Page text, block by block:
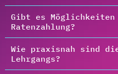
Gibt es Möglichkeiten
Ratenzahlung?
Wie praxisnah sind
Lehrgangs?